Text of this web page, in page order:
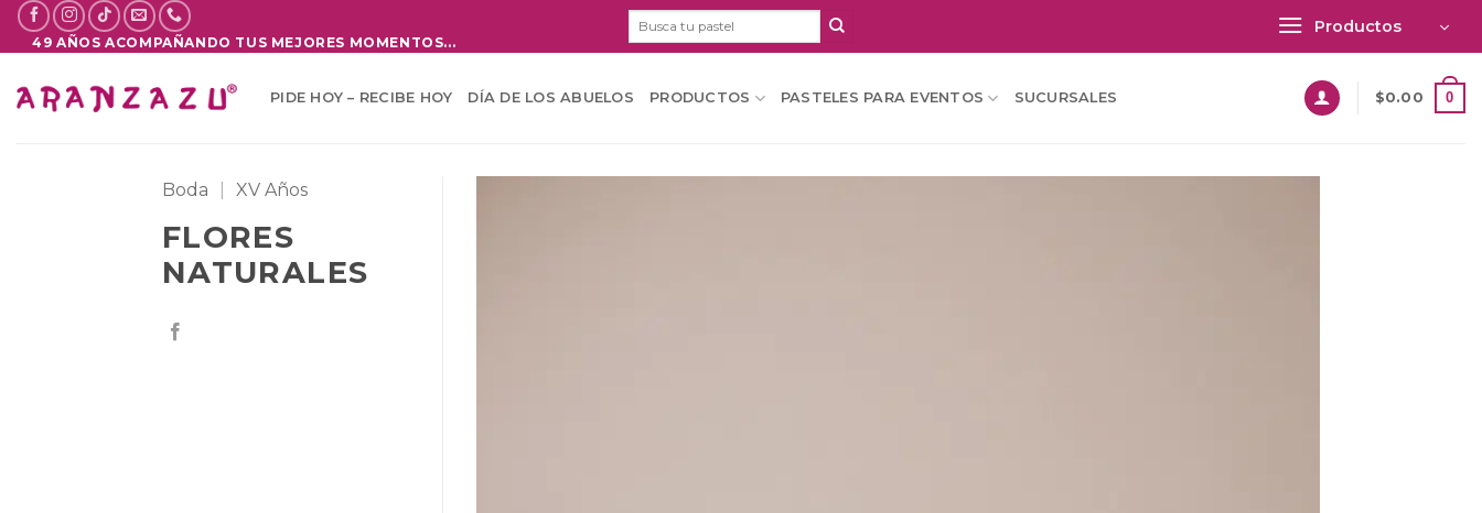
Saltar
49 AÑOS ACOMPAÑANDO TUS MEJORES MOMENTOS...
Productos
PIDE HOY – RECIBE HOY DÍA DE LOS ABUELOS PRODUCTOS PASTELES PARA EVENTOS SUCURSALES $0.00 0
Boda XV Años
FLORES
NATURALES